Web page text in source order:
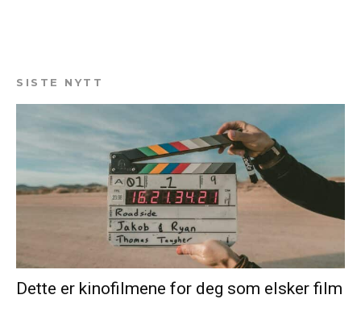
SISTE NYTT
Dette er kinofilmene for deg som elsker film